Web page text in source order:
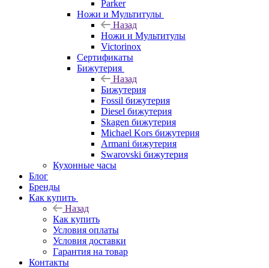
Parker
Ножи и Мультитулы
Назад
Ножи и Мультитулы
Victorinox
Сертификаты
Бижутерия
Назад
Бижутерия
Fossil бижутерия
Diesel бижутерия
Skagen бижутерия
Michael Kors бижутерия
Armani бижутерия
Swarovski бижутерия
Кухонные часы
Блог
Бренды
Как купить
Назад
Как купить
Условия оплаты
Условия доставки
Гарантия на товар
Контакты